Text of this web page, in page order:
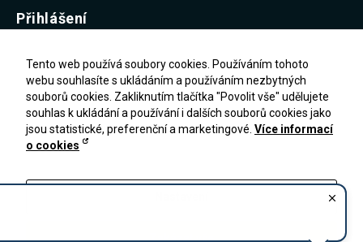
Přihlášení
Heslo
Tento web používá soubory cookies. Používáním tohoto
webu souhlasíte s ukládáním a používáním nezbytných
souborů cookies. Zakliknutím tlačítka "Povolit vše" udělujete
souhlas k ukládání a používání i dalších souborů cookies jako
jsou statistické, preferenční a marketingové. Více informací
o cookies
Zakázat vše